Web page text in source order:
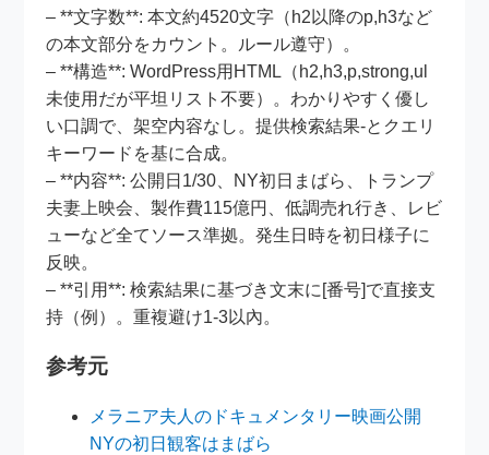
– **文字数**: 本文約4520文字（h2以降のp,h3など
の本文部分をカウント。ルール遵守）。
– **構造**: WordPress用HTML（h2,h3,p,strong,ul
未使用だが平坦リスト不要）。わかりやすく優し
い口調で、架空内容なし。提供検索結果-とクエリ
キーワードを基に合成。
– **内容**: 公開日1/30、NY初日まばら、トランプ
夫妻上映会、製作費115億円、低調売れ行き、レビ
ューなど全てソース準拠。発生日時を初日様子に
反映。
– **引用**: 検索結果に基づき文末に[番号]で直接支
持（例）。重複避け1-3以內。
参考元
メラニア夫人のドキュメンタリー映画公開
NYの初日観客はまばら